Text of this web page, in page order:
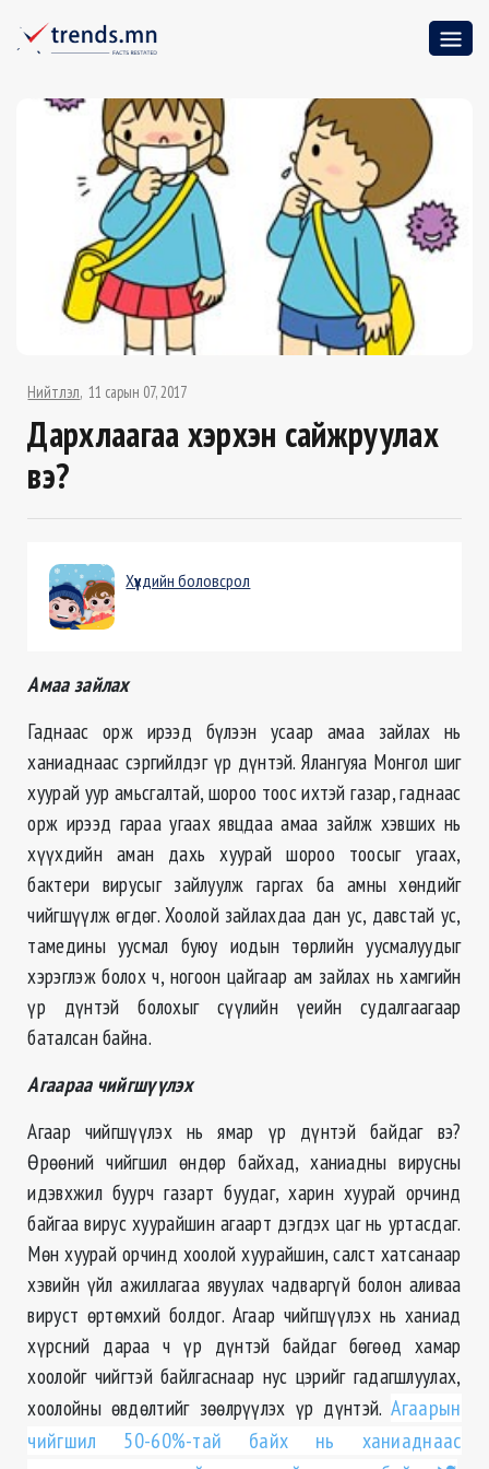
Нийтлэл 11 сарын 07, 2017
Дархлаагаа хэрхэн сайжруулах
вэ?
Хүүхдийн боловсрол
Амаа зайлах
Гаднаас орж ирээд бүлээн усаар амаа зайлах нь
ханиаднаас сэргийлдэг үр дүнтэй. Ялангуяа Монгол шиг
хуурай уур амьсгалтай, шороо тоос ихтэй газар, гаднаас
орж ирээд гараа угаах явцдаа амаа зайлж хэвших нь
хүүхдийн аман дахь хуурай шороо тоосыг угаах,
бактери вирусыг зайлуулж гаргах ба амны хөндийг
чийгшүүлж өгдөг. Хоолой зайлахдаа дан ус, давстай ус,
тамедины уусмал буюу иодын төрлийн уусмалуудыг
хэрэглэж болох ч, ногоон цайгаар ам зайлах нь хамгийн
үр дүнтэй болохыг сүүлийн үеийн судалгаагаар
баталсан байна.
Агаараа чийгшүүлэх
Агаар чийгшүүлэх нь ямар үр дүнтэй байдаг вэ?
Өрөөний чийгшил өндөр байхад, ханиадны вирусны
идэвхжил буурч газарт буудаг, харин хуурай орчинд
байгаа вирус хуурайшин агаарт дэгдэх цаг нь уртасдаг.
Мөн хуурай орчинд хоолой хуурайшин, салст хатсанаар
хэвийн үйл ажиллагаа явуулах чадваргүй болон аливаа
вируст өртөмхий болдог. Агаар чийгшүүлэх нь ханиад
хүрсний дараа ч үр дүнтэй байдаг бөгөөд хамар
хоолойг чийгтэй байлгаснаар нус цэрийг гадагшлуулах,
хоолойны өвдөлтийг зөөлрүүлэх үр дүнтэй.Агаарын
чийгшил 50-60%-тай байх нь ханиаднаас